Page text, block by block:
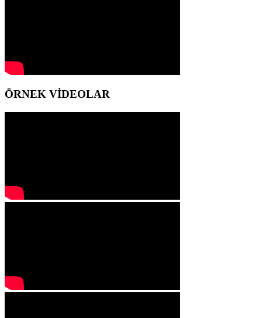
ÖRNEK VİDEOLAR